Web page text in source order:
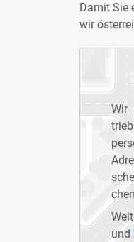
Da­mit Sie
wir
Wir
und